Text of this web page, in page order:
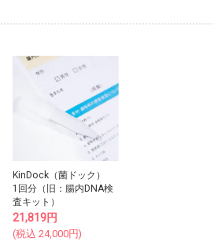
KinDock（菌ドック）
1回分（旧：腸内DNA検
査キット）
21,819円
(税込24,000円)